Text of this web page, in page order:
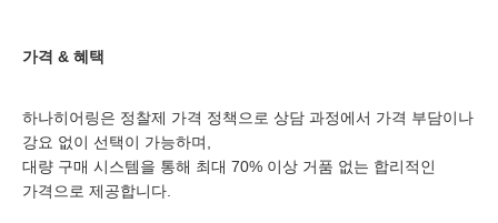
가격 & 혜택
하나히어링은 정찰제 가격 정책으로 상담 과정에서 가격 부담이나
강요 없이 선택이 가능하며,
대량 구매 시스템을 통해 최대 70% 이상 거품 없는 합리적인
가격으로 제공합니다.